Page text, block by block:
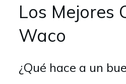
Los Mejores
Waco
¿Qué hace a un